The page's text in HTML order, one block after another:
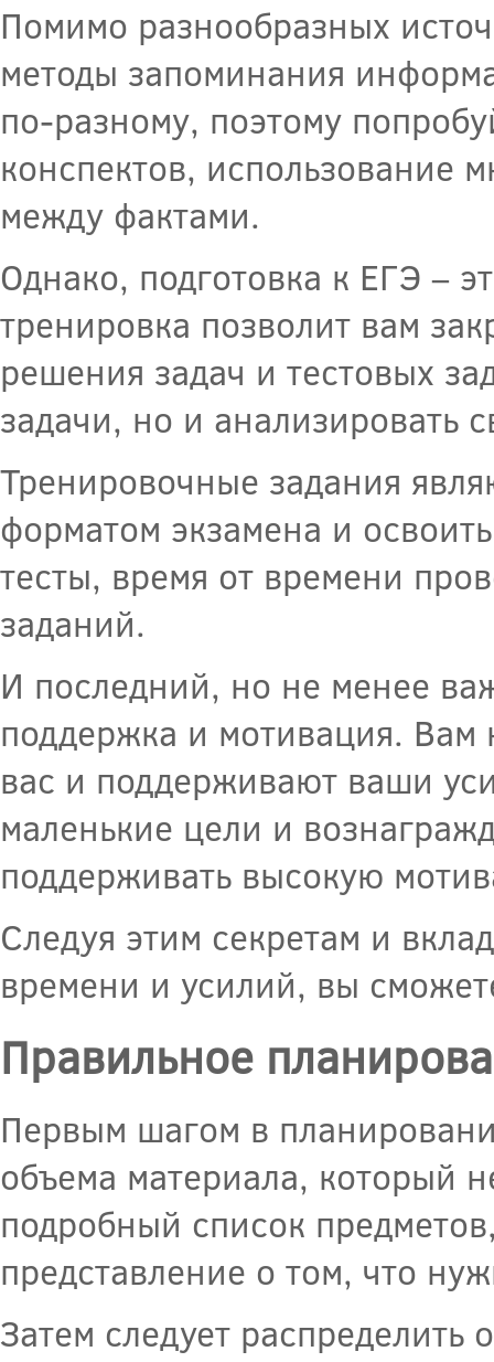
Помимо разнообразных
методы запоминания
по-разному, поэтому
конспектов, использование
между фактами.
Однако, подготовка к ЕГЭ –
тренировка позволит вам
решения задач и тестовых
задачи, но и анализировать
Тренировочные задания
форматом экзамена и
тесты, время от времени
заданий.
И последний, но не менее
поддержка и мотивация. Вам
вас и поддерживают ваши
маленькие цели и
поддерживать высокую
Следуя этим секретам и
времени и усилий, вы
Правильное
Первым шагом в
объема материала, который
подробный список
представление о том, что
Затем следует